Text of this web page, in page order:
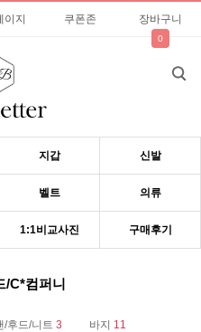
이지 쿠폰존 장바구니
0
지갑 신발
벨트 의류
1:1비교사진 구매후기
/C*컴퍼니
/후드/니트 3 바지 11